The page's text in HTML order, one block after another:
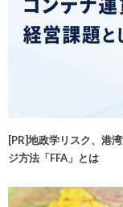
[PR]地政学リスク、港
ジ方法「FFA」とは